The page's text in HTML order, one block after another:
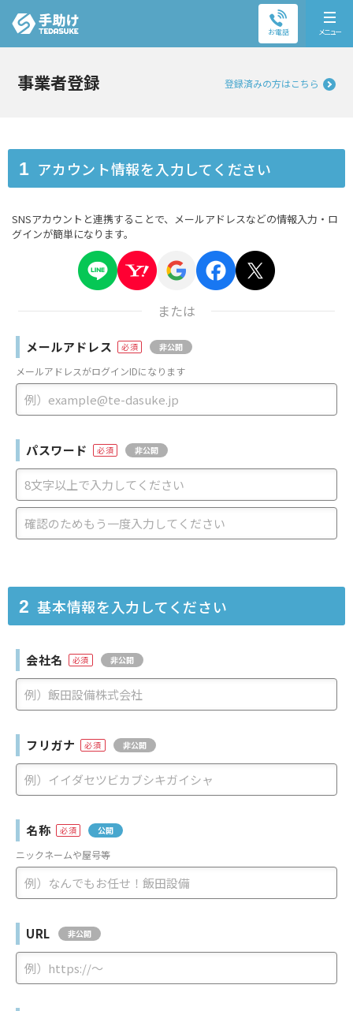
お電話 メニュー
事業者登録 登録済みの方はこちら
1 アカウント情報を入力してください
SNSアカウントと連携することで、メールアドレスなどの情報入力・ロ
グインが簡単になります。
または
メールアドレス 非公開
メールアドレスがログインIDになります
パスワード 非公開
2 基本情報を入力してください
会社名 非公開
フリガナ 非公開
名称 公開
ニックネームや屋号等
URL 非公開